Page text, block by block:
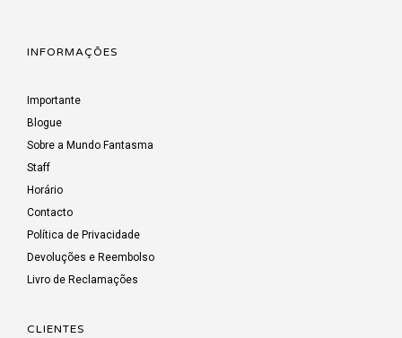
INFORMAÇÕES
Importante
Blogue
Sobre a Mundo Fantasma
Staff
Horário
Contacto
Política de Privacidade
Devoluções e Reembolso
Livro de Reclamações
CLIENTES